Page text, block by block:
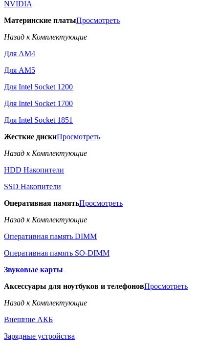
NVIDIA
Материнские платыПросмотреть
Назад к Комплектующие
Для AM4
Для AM5
Для Intel Socket 1200
Для Intel Socket 1700
Для Intel Socket 1851
Жесткие дискиПросмотреть
Назад к Комплектующие
HDD Накопители
SSD Накопители
Оперативная памятьПросмотреть
Назад к Комплектующие
Оперативная память DIMM
Оперативная память SO-DIMM
Звуковые карты
Аксессуары для ноутбуков и телефоновПросмотреть
Назад к Комплектующие
Внешние АКБ
Зарядные устройства